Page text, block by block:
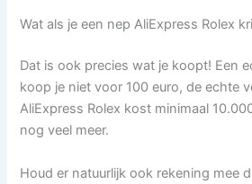
Wat als je een nep AliExpress Rolex
Dat is ook precies wat je koopt! Een
koop je niet voor 100 euro, de echte
AliExpress Rolex kost minimaal
nog veel meer.
Houd er natuurlijk ook rekening mee